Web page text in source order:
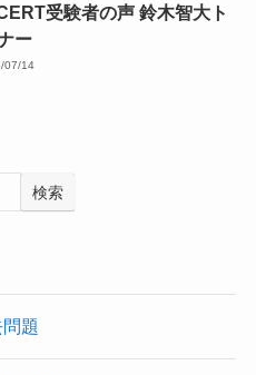
受験者の声 鈴木智大ト
ー
07/14
検索
題